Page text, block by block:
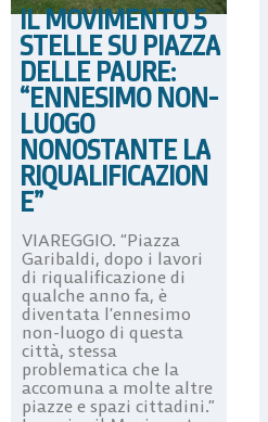
IL MOVIMENTO 5
STELLE SU PIAZZA
DELLE PAURE:
“ENNESIMO NON-
LUOGO
NONOSTANTE LA
RIQUALIFICAZION
E”
VIAREGGIO. “Piazza
Garibaldi, dopo i lavori
di riqualificazione di
qualche anno fa, è
diventata l’ennesimo
non-luogo di questa
città, stessa
problematica che la
accomuna a molte altre
piazze e spazi cittadini.”